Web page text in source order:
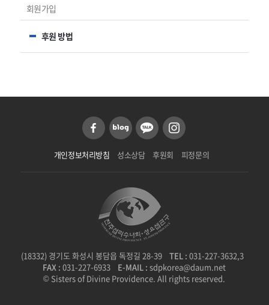
회원가입
후원 방법
개인정보처리방침 성소상담 후원회 피정문의
(18332) 경기도 화성시 봉담읍 독정길 28-39 TEL :031-227-3632,3
FAX :031-227-6933 E-MAIL :sdpkorea@daum.net
© Sisters of Divine Providence. All rights reserved.